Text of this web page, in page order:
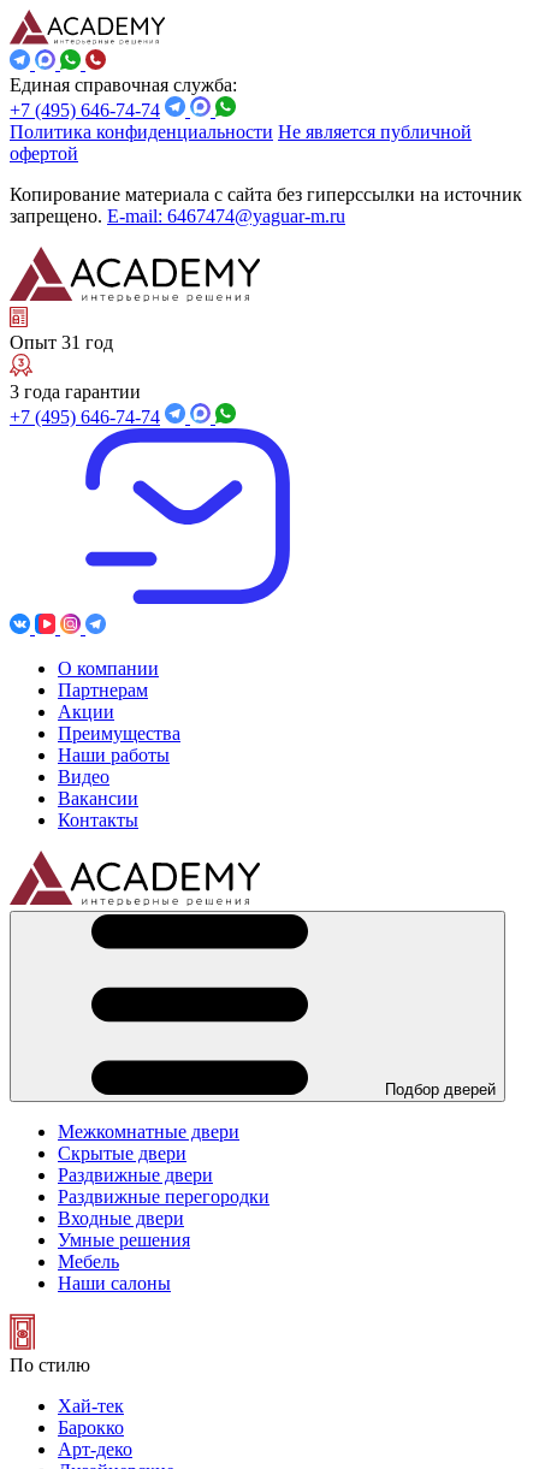
Единая справочная служба:
+7 (495) 646-74-74
Политика конфиденциальности Не является публичной
офертой
Копирование материала с сайта без гиперссылки на источник
запрещено. E-mail: 6467474@yaguar-m.ru
Опыт 31 год
3 года гарантии
+7 (495) 646-74-74
О компании
Партнерам
Акции
Преимущества
Наши работы
Видео
Вакансии
Контакты
Подбор дверей
Межкомнатные двери
Скрытые двери
Раздвижные двери
Раздвижные перегородки
Входные двери
Умные решения
Мебель
Наши салоны
По стилю
Хай-тек
Барокко
Арт-деко